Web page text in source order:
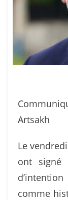
Artsakh
Le
ont signé
comme